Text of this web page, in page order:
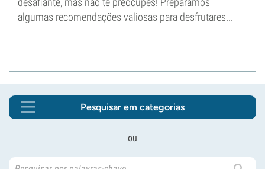
algumas recomendações valiosas para desfrutares...
Pesquisar em categorias
ou